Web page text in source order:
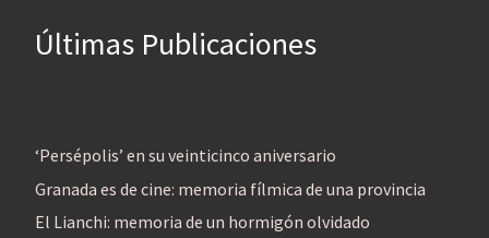
Últimas Publicaciones
‘Persépolis’ en su veinticinco aniversario
Granada es de cine: memoria fílmica de una provincia
El Lianchi: memoria de un hormigón olvidado